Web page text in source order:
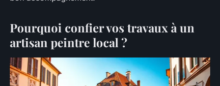
Pourquoi confier vos travaux à un
artisan peintre local ?